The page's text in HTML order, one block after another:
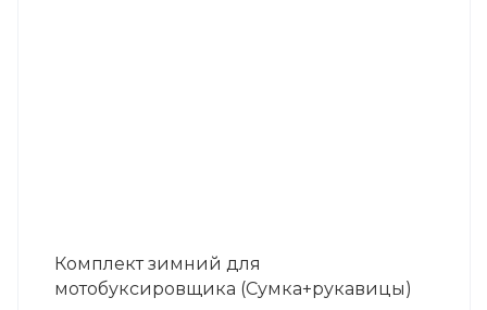
Комплект зимний для
мотобуксировщика (Сумка+рукавицы)